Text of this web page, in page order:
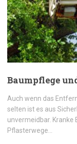
Baumpflege
Auch wenn das
selten ist es aus
unvermeidbar. Kranke
Pflasterwege…